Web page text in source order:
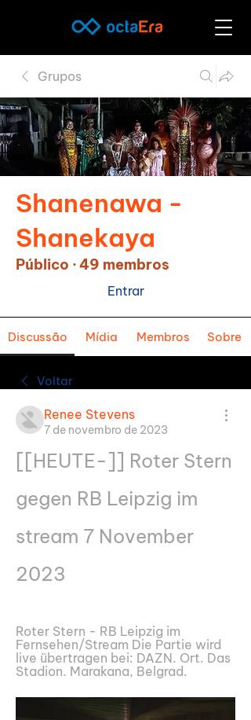
Grupos
Shanenawa -
Shanekaya
Público ·49 membros
Entrar
Discussão Mídia Membros Sobre
Voltar
Renee Stevens
7 de novembro de 2023
[[HEUTE-]] Roter Stern
gegen RB Leipzig im
stream 7 November
2023
Roter Stern - RB Leipzig im
Fernsehen/Stream Die Partie wird
live übertragen bei: DAZN. Ort. Das
Stadion. Marakana, Belgrad.